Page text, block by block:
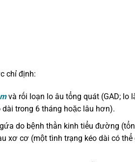
chỉ định:
và rối loạn lo âu tổng quát (GAD; lo
trong 6 tháng hoặc lâu hơn).
do bệnh thần kinh tiểu đường
xơ cơ (một tình trạng kéo dài có thể